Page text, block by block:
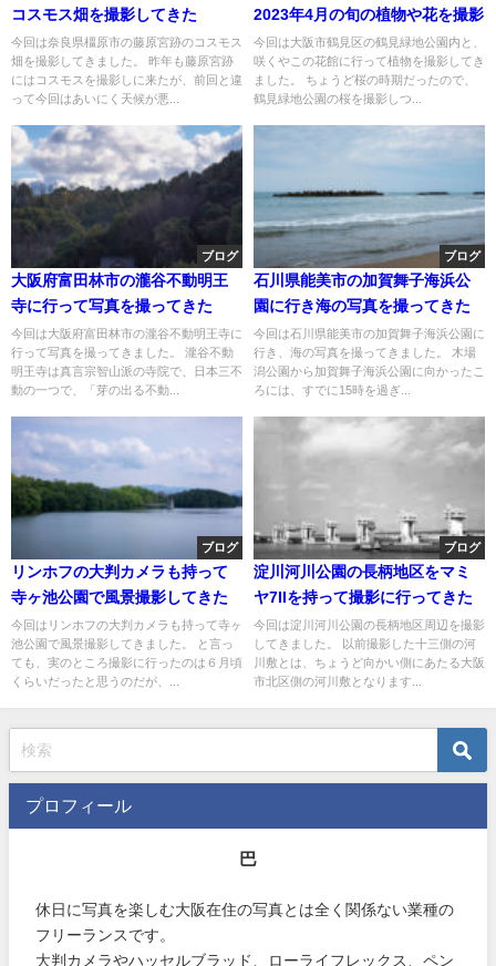
コスモス畑を撮影してきた
今回は奈良県橿原市の藤原宮跡のコスモス
畑を撮影してきました。 昨年も藤原宮跡
にはコスモスを撮影しに来たが、前回と違
って今回はあいにく天候が悪...
2023年4月の旬の植物や花を撮影
今回は大阪市鶴見区の鶴見緑地公園内と、
咲くやこの花館に行って植物を撮影してき
ました。 ちょうど桜の時期だったので、
鶴見緑地公園の桜を撮影しつ...
ブログ
大阪府富田林市の瀧谷不動明王
寺に行って写真を撮ってきた
今回は大阪府富田林市の瀧谷不動明王寺に
行って写真を撮ってきました。 瀧谷不動
明王寺は真言宗智山派の寺院で、日本三不
動の一つで、「芽の出る不動...
ブログ
石川県能美市の加賀舞子海浜公
園に行き海の写真を撮ってきた
今回は石川県能美市の加賀舞子海浜公園に
行き、海の写真を撮ってきました。 木場
潟公園から加賀舞子海浜公園に向かったこ
ろには、すでに15時を過ぎ...
ブログ
リンホフの大判カメラも持って
寺ヶ池公園で風景撮影してきた
今回はリンホフの大判カメラも持って寺ヶ
池公園で風景撮影してきました。 と言っ
ても、実のところ撮影に行ったのは６月頃
くらいだったと思うのだが、...
ブログ
淀川河川公園の長柄地区をマミ
ヤ7IIを持って撮影に行ってきた
今回は淀川河川公園の長柄地区周辺を撮影
してきました。 以前撮影した十三側の河
川敷とは、ちょうど向かい側にあたる大阪
市北区側の河川敷となります...
プロフィール
巴
休日に写真を楽しむ大阪在住の写真とは全く関係ない業種の
フリーランスです。
大判カメラやハッセルブラッド、ローライフレックス、ペン